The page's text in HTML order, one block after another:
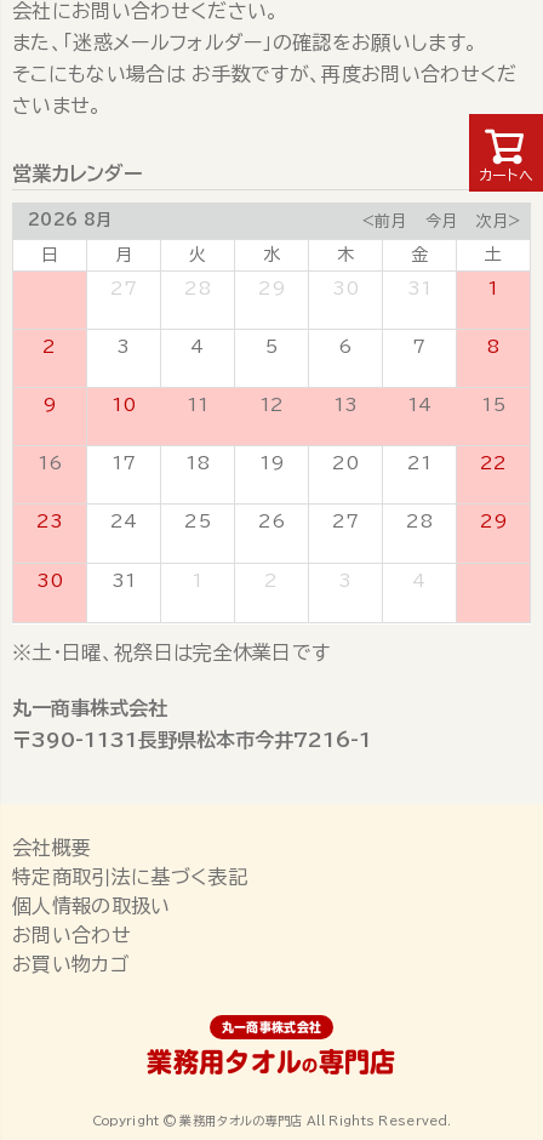
カートへ
会社にお問い合わせください。
また、「迷惑メールフォルダー」の確認をお願いします。
そこにもない場合は お手数ですが、再度お問い合わせくだ
さいませ。
営業カレンダー
2026 8月 <前月 今月 次月>
日 月 火 水 木 金
土
27 28 29 30 31 1
2 3 4 5 6 7 8
9 10 11 12 13 14 15
16 17 18 19 20 21 22
23 24 25 26 27 28 29
30 31 1 2 3 4
※土・日曜、祝祭日は完全休業日です
丸一商事株式会社
〒390-1131長野県松本市今井7216-1
会社概要
特定商取引法に基づく表記
個人情報の取扱い
お問い合わせ
お買い物カゴ
丸一商事株式会社
業務用タオルの専門店
Copyright © 業務用タオルの専門店 All Rights Reserved.